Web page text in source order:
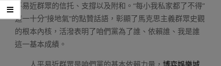
平易近群眾的信托、支撐以及附和。“每小我私家都了不得”
這一十分“接地氣”的點贊話語，彰顯了馬克思主義群眾史觀
的根本內核，活潑表明了咱們黨為了誰、依賴誰、我是誰
這一基本成績。
人平易近群眾是咱們黨的基本依賴力量， 博弈娛樂城